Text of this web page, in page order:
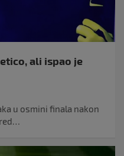
ali ispao je
u osmini finala nakon